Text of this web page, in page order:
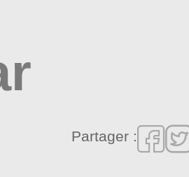
Partager :